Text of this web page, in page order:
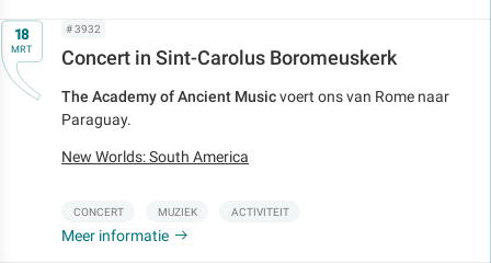
Op18
MRT
# 3932
Concert in Sint-Carolus Boromeuskerk
The Academy of Ancient Musicvoert ons van Rome naar
Paraguay.
New Worlds: South America
CONCERT MUZIEK ACTIVITEIT
Meer informatie